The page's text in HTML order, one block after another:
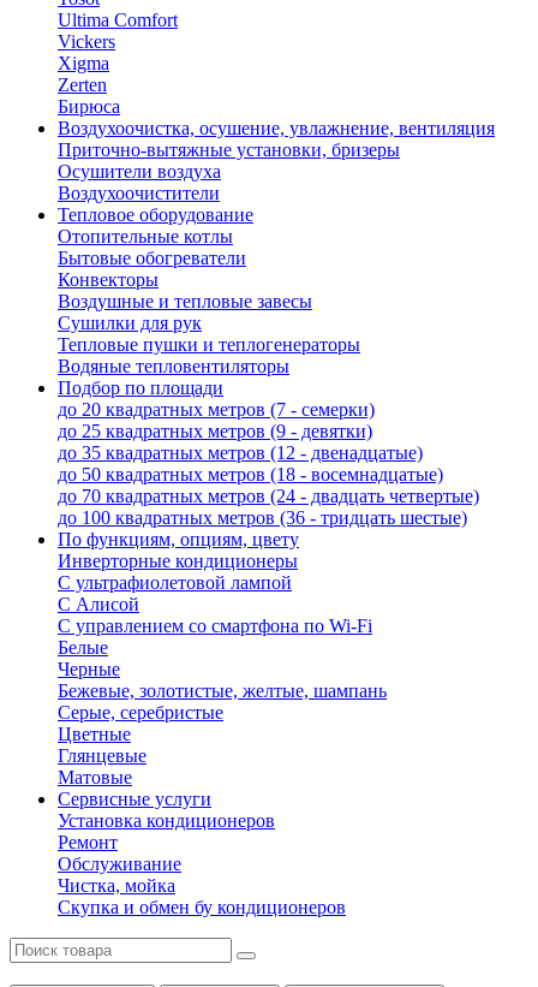
Ultima Comfort
Vickers
Xigma
Zerten
Бирюса
Воздухоочистка, осушение, увлажнение, вентиляция
Приточно-вытяжные установки, бризеры
Осушители воздуха
Воздухоочистители
Тепловое оборудование
Отопительные котлы
Бытовые обогреватели
Конвекторы
Воздушные и тепловые завесы
Сушилки для рук
Тепловые пушки и теплогенераторы
Водяные тепловентиляторы
Подбор по площади
до 20 квадратных метров (7 - семерки)
до 25 квадратных метров (9 - девятки)
до 35 квадратных метров (12 - двенадцатые)
до 50 квадратных метров (18 - восемнадцатые)
до 70 квадратных метров (24 - двадцать четвертые)
до 100 квадратных метров (36 - тридцать шестые)
По функциям, опциям, цвету
Инверторные кондиционеры
С ультрафиолетовой лампой
С Алисой
С управлением со смартфона по Wi-Fi
Белые
Черные
Бежевые, золотистые, желтые, шампань
Серые, серебристые
Цветные
Глянцевые
Матовые
Сервисные услуги
Установка кондиционеров
Ремонт
Обслуживание
Чистка, мойка
Скупка и обмен бу кондиционеров